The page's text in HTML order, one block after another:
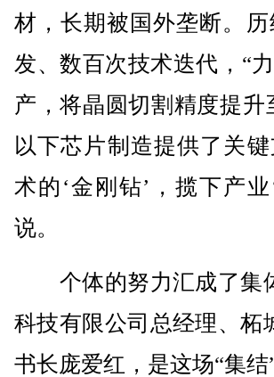
材，长期被国外垄断。
发、数百次技术迭代，“
产，将晶圆切割精度提升
以下芯片制造提供了关
术的‘金刚钻’，揽下产
说。
个体的努力汇成了集
科技有限公司总经理、柘
书长庞爱红，是这场“集